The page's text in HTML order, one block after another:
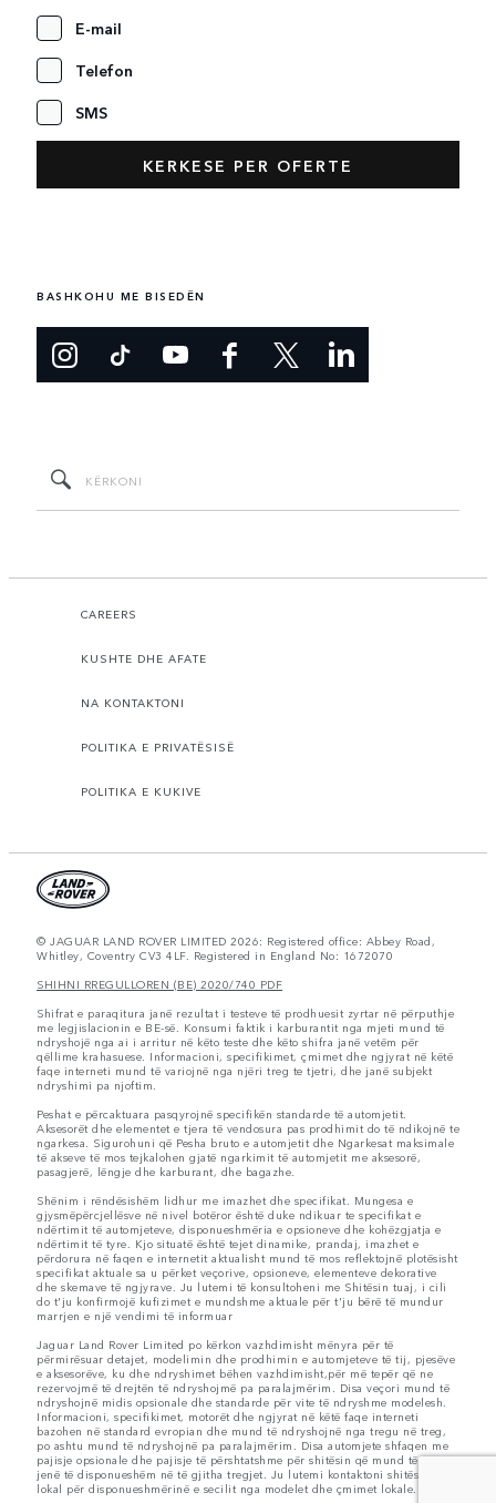
E-mail
Telefon
SMS
BASHKOHU ME BISEDËN
CAREERS
KUSHTE DHE AFATE
NA KONTAKTONI
POLITIKA E PRIVATËSISË
POLITIKA E KUKIVE
© JAGUAR LAND ROVER LIMITED 2026: Registered office: Abbey Road,
Whitley, Coventry CV3 4LF. Registered in England No: 1672070
SHIHNI RREGULLOREN (BE) 2020/740 PDF
Shifrat e paraqitura janë rezultat i testeve të prodhuesit zyrtar në përputhje
me legjislacionin e BE-së. Konsumi faktik i karburantit nga mjeti mund të
ndryshojë nga ai i arritur në këto teste dhe këto shifra janë vetëm për
qëllime krahasuese. Informacioni, specifikimet, çmimet dhe ngjyrat në këtë
faqe interneti mund të variojnë nga njëri treg te tjetri, dhe janë subjekt
ndryshimi pa njoftim.
Peshat e përcaktuara pasqyrojnë specifikën standarde të automjetit.
Aksesorët dhe elementet e tjera të vendosura pas prodhimit do të ndikojnë te
ngarkesa. Sigurohuni që Pesha bruto e automjetit dhe Ngarkesat maksimale
të akseve të mos tejkalohen gjatë ngarkimit të automjetit me aksesorë,
pasagjerë, lëngje dhe karburant, dhe bagazhe.
Shënim i rëndësishëm lidhur me imazhet dhe specifikat. Mungesa e
gjysmëpërcjellësve në nivel botëror është duke ndikuar te specifikat e
ndërtimit të automjeteve, disponueshmëria e opsioneve dhe kohëzgjatja e
ndërtimit të tyre. Kjo situatë është tejet dinamike, prandaj, imazhet e
përdorura në faqen e internetit aktualisht mund të mos reflektojnë plotësisht
specifikat aktuale sa u përket veçorive, opsioneve, elementeve dekorative
dhe skemave të ngjyrave. Ju lutemi të konsultoheni me Shitësin tuaj, i cili
do t'ju konfirmojë kufizimet e mundshme aktuale për t'ju bërë të mundur
marrjen e një vendimi të informuar
Jaguar Land Rover Limited po kërkon vazhdimisht mënyra për të
përmirësuar detajet, modelimin dhe prodhimin e automjeteve të tij, pjesëve
e aksesorëve, ku dhe ndryshimet bëhen vazhdimisht,për më tepër që ne
rezervojmë të drejtën të ndryshojmë pa paralajmërim. Disa veçori mund të
ndryshojnë midis opsionale dhe standarde për vite të ndryshme modelesh.
Informacioni, specifikimet, motorët dhe ngjyrat në këtë faqe interneti
bazohen në standard evropian dhe mund të ndryshojnë nga tregu në treg,
po ashtu mund të ndryshojnë pa paralajmërim. Disa automjete shfaqen me
pajisje opsionale dhe pajisje të përshtatshme për shitësin që mund të mos
jenë të disponueshëm në të gjitha tregjet. Ju lutemi kontaktoni shitësin tuaj
lokal për disponueshmërinë e secilit nga modelet dhe çmimet lokale.